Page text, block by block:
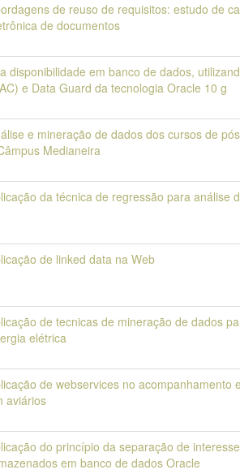
de reuso de requisitos: estudo de
de documentos
disponibilidade em banco de dados,
e Data Guard da tecnologia Oracle 10 g
e mineração de dados dos cursos de
Medianeira
da técnica de regressão para análise
de linked data na Web
de tecnicas de mineração de dados
elétrica
de webservices no
aviários
do princípio da separação de
em banco de dados Oracle